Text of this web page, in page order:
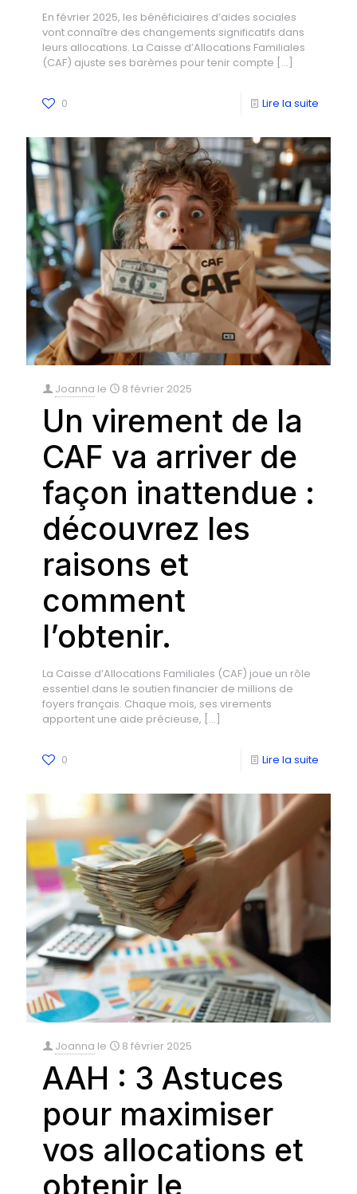
En février 2025, les bénéficiaires d’aides sociales
vont connaître des changements significatifs dans
leurs allocations. La Caisse d’Allocations Familiales
(CAF) ajuste ses barèmes pour tenir compte […]
0 Lire la suite
Joanna le 8 février 2025
Un virement de la
CAF va arriver de
façon inattendue :
découvrez les
raisons et
comment
l’obtenir.
La Caisse d’Allocations Familiales (CAF) joue un rôle
essentiel dans le soutien financier de millions de
foyers français. Chaque mois, ses virements
apportent une aide précieuse, […]
0 Lire la suite
Joanna le 8 février 2025
AAH : 3 Astuces
pour maximiser
vos allocations et
obtenir le